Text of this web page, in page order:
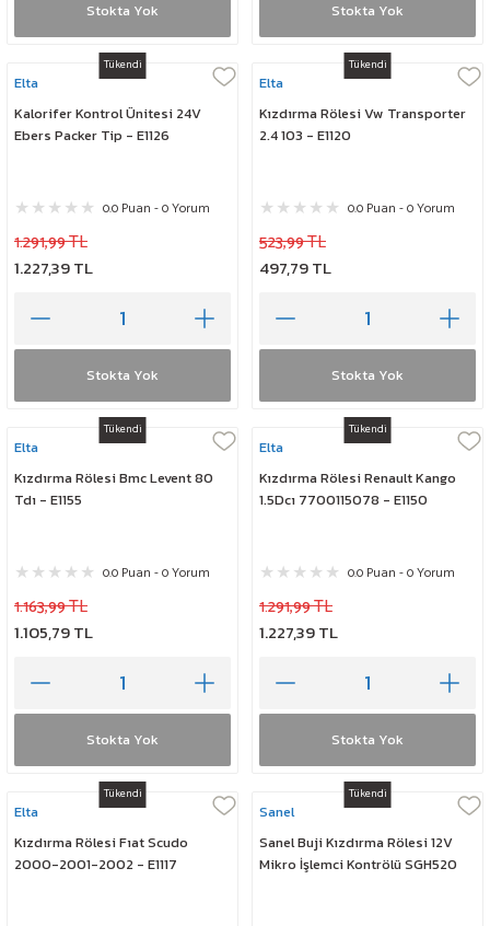
Stokta Yok Stokta Yok
Tükendi
Elta
Kalorifer Kontrol Ünitesi 24V
Ebers Packer Tip - E1126
0.0 Puan - 0 Yorum
1.291,99 TL
1.227,39 TL
Stokta Yok
Tükendi
Elta
Kızdırma Rölesi Vw Transporter
2.4 103 - E1120
0.0 Puan - 0 Yorum
523,99 TL
497,79 TL
Stokta Yok
Tükendi
Elta
Kızdırma Rölesi Bmc Levent 80
Tdı - E1155
0.0 Puan - 0 Yorum
1.163,99 TL
1.105,79 TL
Stokta Yok
Tükendi
Elta
Kızdırma Rölesi Renault Kango
1.5Dcı 7700115078 - E1150
0.0 Puan - 0 Yorum
1.291,99 TL
1.227,39 TL
Stokta Yok
Tükendi
Elta
Kızdırma Rölesi Fıat Scudo
2000-2001-2002 - E1117
Tükendi
Sanel
Sanel Buji Kızdırma Rölesi 12V
Mikro İşlemci Kontrölü SGH520